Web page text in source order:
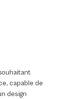
capable de
design